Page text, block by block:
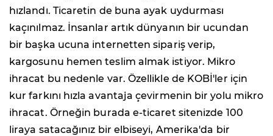
hızlandı. Ticaretin de buna ayak uydurması
kaçınılmaz. İnsanlar artık dünyanın bir ucundan
bir başka ucuna internetten sipariş verip,
kargosunu hemen teslim almak istiyor. Mikro
ihracat bu nedenle var. Özellikle de KOBİ'ler için
kur farkını hızla avantaja çevirmenin bir yolu mikro
ihracat. Örneğin burada e-ticaret sitenizde 100
liraya satacağınız bir elbiseyi, Amerika'da bir